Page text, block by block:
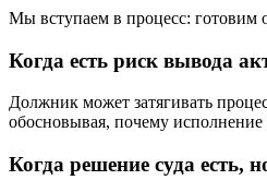
Мы вступаем в процесс: готовим
Когда есть риск вывода
Должник может затягивать
обосновывая, почему
Когда решение суда есть,